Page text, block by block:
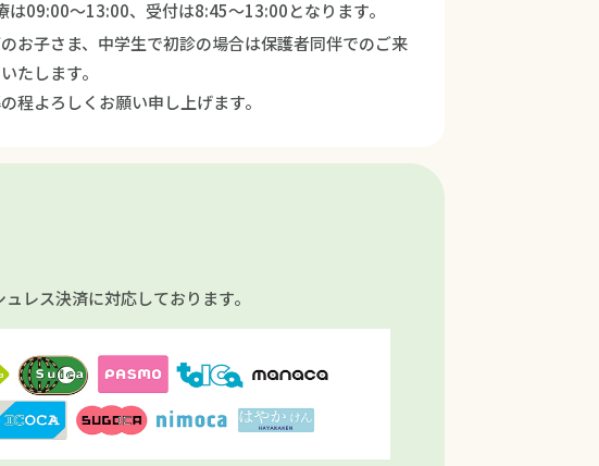
は09:00～13:00、受付は8:45～13:00となります。
お子さま、中学生で初診の場合は保護者同伴でのご来
たします。
程よろしくお願い申し上げます。
レス決済に対応しております。